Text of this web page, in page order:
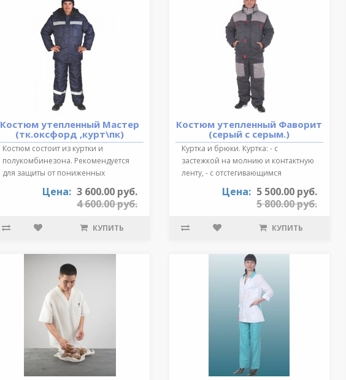
Костюм утепленный Мастер
(тк.оксфорд ,курт\пк)
Костюм состоит из куртки и
полукомбинезона. Рекомендуется
для защиты от пониженных
Цена: 3 600.00 руб.
4 600.00 руб.
КУПИТЬ
Костюм утепленный Фаворит
(серый с серым.)
Куртка и брюки. Куртка: - с
застежкой на молнию и контактную
ленту, - с отстегивающимся
Цена: 5 500.00 руб.
5 800.00 руб.
КУПИТЬ